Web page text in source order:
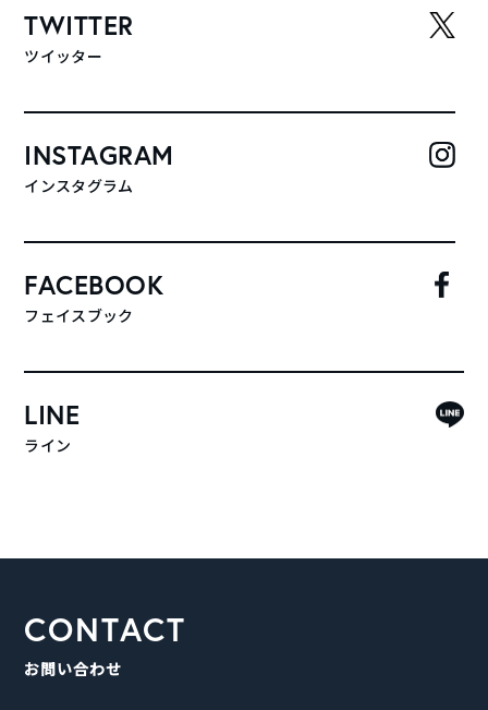
TWITTER
ツイッター
INSTAGRAM
インスタグラム
FACEBOOK
フェイスブック
LINE
ライン
CONTACT
お問い合わせ